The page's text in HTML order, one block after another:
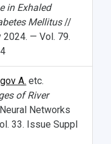
in Exhaled
Mellitus//
— Vol. 79.
A. etc.
of River
Networks
33. Issue Suppl